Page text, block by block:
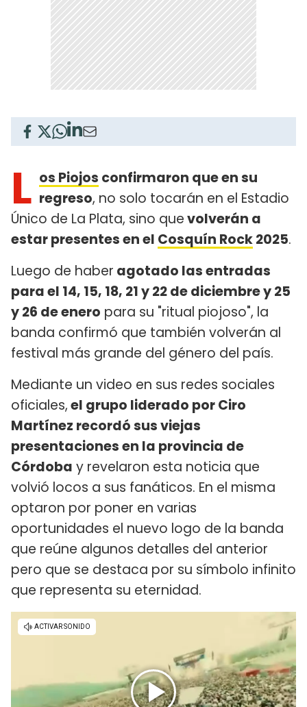
L os Piojos confirmaron que en su
regreso, no solo tocarán en el Estadio
Único de La Plata, sino quevolverán a
estar presentes en el Cosquín Rock2025.
Luego de haber agotado las entradas
para el 14, 15, 18, 21 y 22 de diciembre y 25
y 26 de enero para su "ritual piojoso", la
banda confirmó que también volverán al
festival más grande del género del país.
Mediante un video en sus redes sociales
oficiales,el grupo liderado por Ciro
Martínez recordó sus viejas
presentaciones en la provincia de
Córdoba y revelaron esta noticia que
volvió locos a sus fanáticos. En el misma
optaron por poner en varias
oportunidades el nuevo logo de la banda
que reúne algunos detalles del anterior
pero que se destaca por su símbolo infinito
que representa su eternidad.